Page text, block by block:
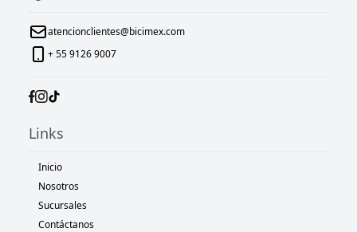
atencionclientes@bicimex.com
+ 55 9126 9007
Links
Inicio
Nosotros
Sucursales
Contáctanos